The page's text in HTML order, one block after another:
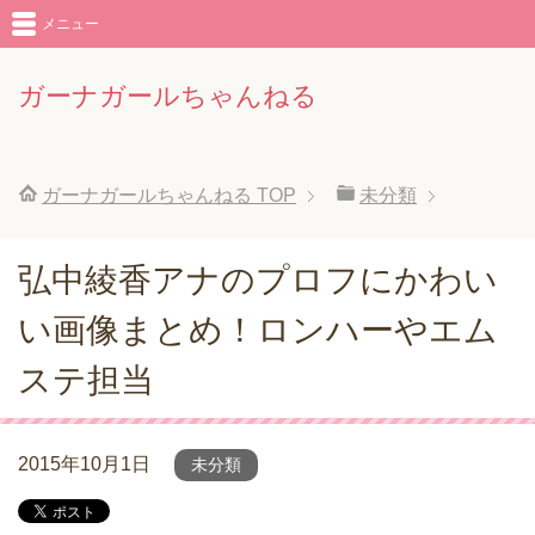
ガーナガールちゃんねる
メニュー
ガーナガールちゃんねる TOP 未分類
弘中綾香アナのプロフにかわい
い画像まとめ！ロンハーやエム
ステ担当
2015年10月1日 未分類